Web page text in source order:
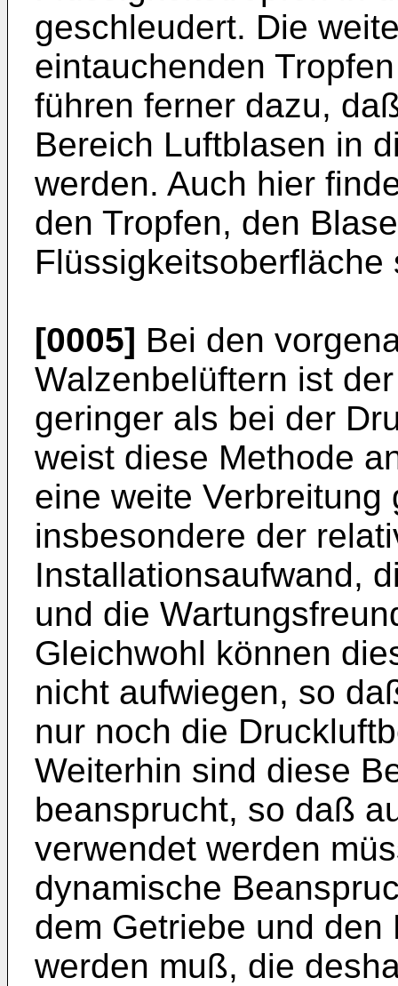
geschleudert. Die
eintauchenden
führen ferner dazu,
Bereich Luftblasen in
werden. Auch hier
den Tropfen, den
Flüssigkeitsoberfläche
[0005] Bei den
Walzenbelüftern ist
geringer als bei der
weist diese Methode
eine weite
insbesondere der
Installationsaufwand,
und die
Gleichwohl können
nicht aufwiegen, so
nur noch die
Weiterhin sind diese
beansprucht, so daß
verwendet werden
dynamische
dem Getriebe und
werden muß, die